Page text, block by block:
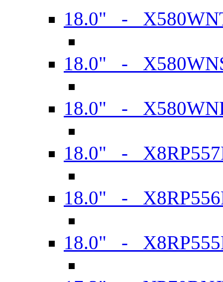
18.0" -
18.0" -
18.0" -
18.0" -
18.0" -
18.0" -